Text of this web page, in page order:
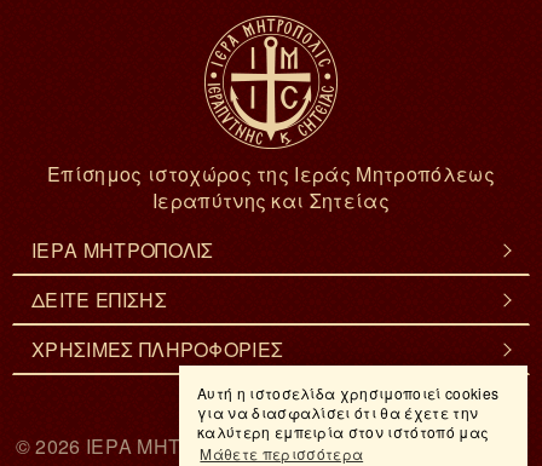
Αυτή η ιστοσελίδα χρησιμοποιεί cookies
για να διασφαλίσει ότι θα έχετε την
καλύτερη εμπειρία στον ιστότοπό μας
Μάθετε περισσότερα
Επίσημος ιστοχώρος της Ιεράς Μητροπόλεως
Ιεραπύτνης και Σητείας
ΙΕΡΑ ΜΗΤΡΟΠΟΛΙΣ
ΔΕΙΤΕ ΕΠΙΣΗΣ
ΧΡΗΣΙΜΕΣ ΠΛΗΡΟΦΟΡΙΕΣ
© 2026 ΙΕΡΑ ΜΗΤΡΟΠΟΛΙΣ ΙΕΡΑΠΥΤΝΗΣ & ΣΗΤΕΙΑΣ